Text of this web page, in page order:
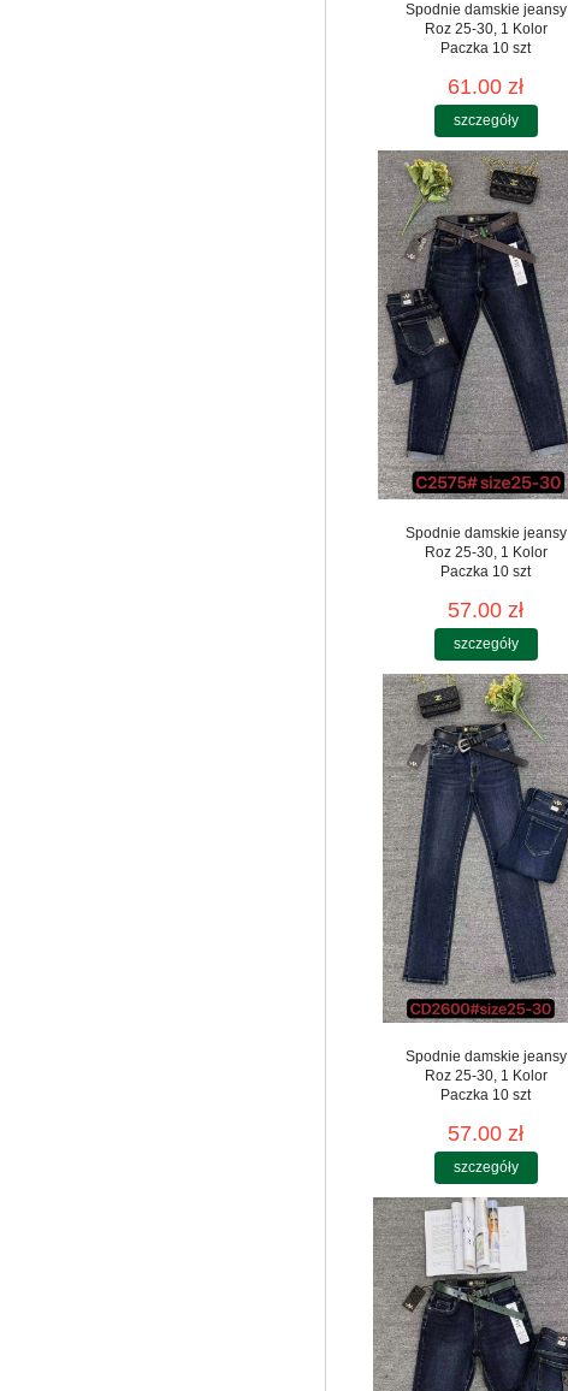
Spodnie damskie jeansy
Roz 25-30, 1 Kolor
Paczka 10 szt
61.00 zł
szczegóły
Spodnie damskie jeansy
Roz 25-30, 1 Kolor
Paczka 10 szt
57.00 zł
szczegóły
Spodnie damskie jeansy
Roz 25-30, 1 Kolor
Paczka 10 szt
57.00 zł
szczegóły